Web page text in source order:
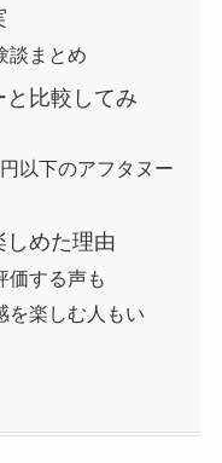
談まとめ
比較してみ
以下のアフタヌー
しめた理由
価する声も
を楽しむ人もい